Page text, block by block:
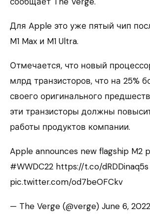
Для Apple это уже пятый чип
M1 Max и M1 Ultra.
Отмечается, что новый
млрд транзисторов, что на 25%
своего оригинального
эти транзисторы должны
работы продуктов компании.
Apple announces new flagship M2
#WWDC22 https://t.co/dRDDinaq5s
pic.twitter.com/od7beOFCkv
— The Verge (@verge) June 6, 2022